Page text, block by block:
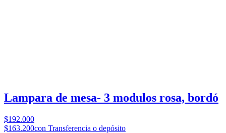
Lampara de mesa- 3 modulos rosa, bordó
$192.000
$163.200con Transferencia o depósito